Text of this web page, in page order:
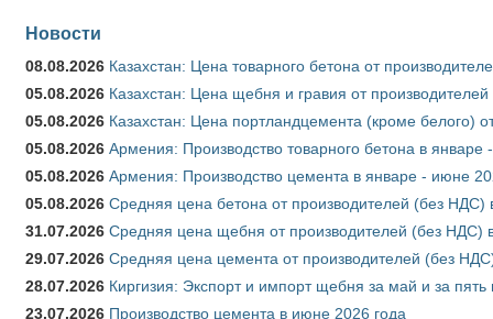
Новости
08.08.2026 Казахстан: Цена товарного бетона от
05.08.2026 Казахстан: Цена щебня и гравия от
05.08.2026 Казахстан: Цена портландцемента (кроме белого)
05.08.2026 Армения: Производство товарного бетона в январе
05.08.2026 Армения: Производство цемента в январе - июне
05.08.2026 Средняя цена бетона от производителей (без НДС)
31.07.2026 Средняя цена щебня от производителей (без НДС)
29.07.2026 Средняя цена цемента от производителей (без
28.07.2026 Киргизия: Экспорт и импорт щебня за май и за
23.07.2026 Производство цемента в июне 2026 года